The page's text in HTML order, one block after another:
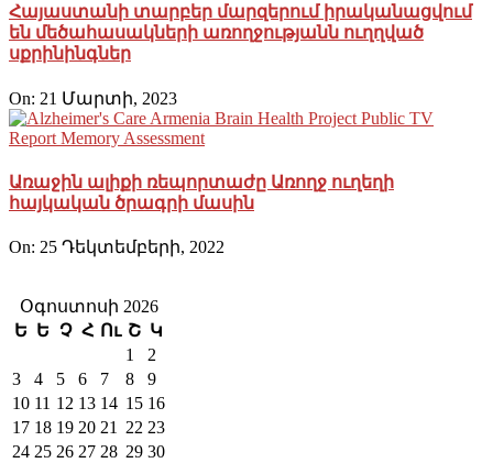
Հայաստանի տարբեր մարզերում իրականացվում
են մեծահասակների առողջությանն ուղղված
սքրինինգներ
On: 21 Մարտի, 2023
Առաջին ալիքի ռեպորտաժը Առողջ ուղեղի
հայկական ծրագրի մասին
On: 25 Դեկտեմբերի, 2022
Օգոստոսի 2026
Ե Ե Չ Հ Ու Շ Կ
1
2
3
4 5 6 7 8
9
10 11 12 13 14 15 16
17 18 19 20 21 22 23
24 25 26 27 28 29 30